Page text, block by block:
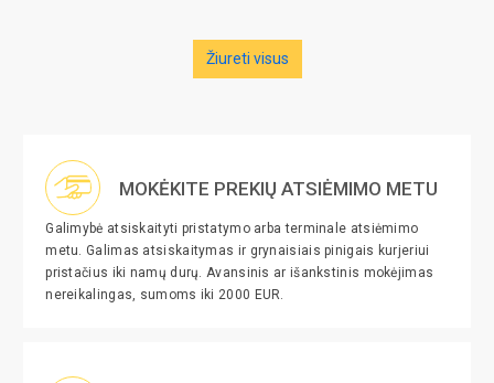
Žiureti visus
MOKĖKITE PREKIŲ ATSIĖMIMO METU
Galimybė atsiskaityti pristatymo arba terminale atsiėmimo
metu. Galimas atsiskaitymas ir grynaisiais pinigais kurjeriui
pristačius iki namų durų. Avansinis ar išankstinis mokėjimas
nereikalingas, sumoms iki 2000 EUR.